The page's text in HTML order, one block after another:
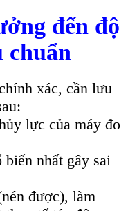
đến độ
chuẩn
xác, cần lưu
lực của máy đo
nhất gây sai
được), làm